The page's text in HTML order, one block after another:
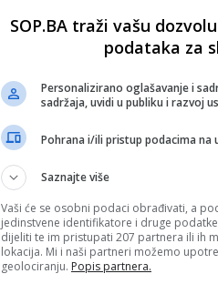
SOP.BA traži vašu
podataka za
Personalizirano oglašavanje i
sadržaja, uvidi u publiku i razvoj
Pohrana i/ili pristup podacima na
Saznajte više
Vaši će se osobni podaci obrađivati, a
jedinstvene identifikatore i druge
dijeliti te im pristupati 207 partnera ili ih
lokacija. Mi i naši partneri možemo
geolociranju. Popis partnera.